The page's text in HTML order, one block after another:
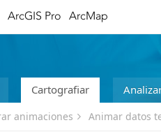
ArcGIS Pro ArcMap
Cartografiar
animaciones Animar datos